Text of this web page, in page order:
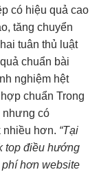
có hiệu quả cao
tăng chuyển
tuân thủ luật
chuẩn bài
nghiệm hệt
hợp chuẩn Trong
nhưng có
nhiều hơn. “Tại
top điều hướng
phíhơn website